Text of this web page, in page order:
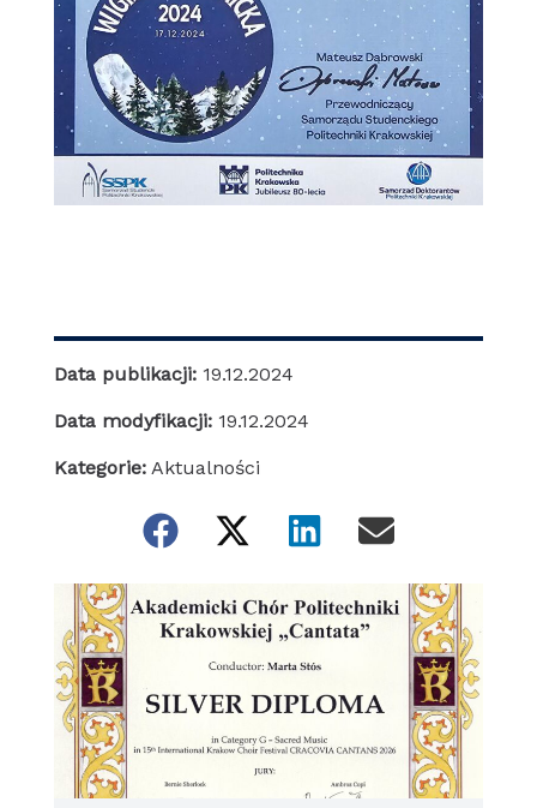
Data publikacji: 19.12.2024
Data modyfikacji: 19.12.2024
Kategorie: Aktualności